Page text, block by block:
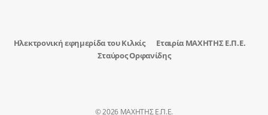
Ηλεκτρονική εφημερίδα του Κιλκίς
Εταιρία ΜΑΧΗΤΗΣ Ε.Π.Ε.
Σταύρος Ορφανίδης
© 2026 ΜΑΧΗΤΗΣ Ε.Π.Ε.